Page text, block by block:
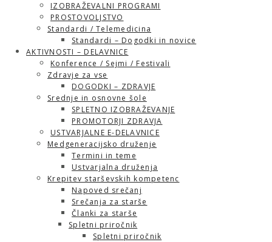
IZOBRAŽEVALNI PROGRAMI
PROSTOVOLJSTVO
Standardi / Telemedicina
Standardi – Dogodki in novice
AKTIVNOSTI – DELAVNICE
Konference / Sejmi / Festivali
Zdravje za vse
DOGODKI – ZDRAVJE
Srednje in osnovne šole
SPLETNO IZOBRAŽEVANJE
PROMOTORJI ZDRAVJA
USTVARJALNE E-DELAVNICE
Medgeneracijsko druženje
Termini in teme
Ustvarjalna druženja
Krepitev starševskih kompetenc
Napoved srečanj
Srečanja za starše
Članki za starše
Spletni priročnik
Spletni priročnik